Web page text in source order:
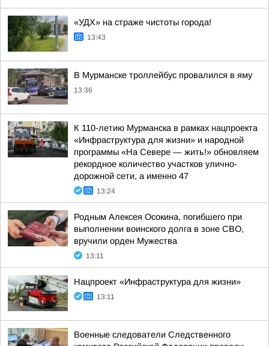
«УДХ» на страже чистоты города!
13:43
В Мурманске троллейбус провалился в яму
13:36
К 110-летию Мурманска в рамках нацпроекта
«Инфраструктура для жизни» и народной
программы «На Севере — жить!» обновляем
рекордное количество участков улично-
дорожной сети, а именно 47
13:24
Родным Алексея Осокина, погибшего при
выполнении воинского долга в зоне СВО,
вручили орден Мужества
13:11
Нацпроект «Инфраструктура для жизни»
13:11
Военные следователи Следственного